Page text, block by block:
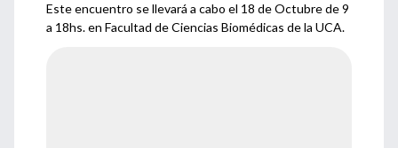
Este encuentro se llevará a cabo el 18 de Octubre de 9
a 18hs. en Facultad de Ciencias Biomédicas de la UCA.